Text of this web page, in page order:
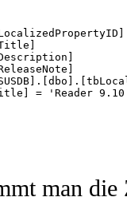
= 'Reader
man